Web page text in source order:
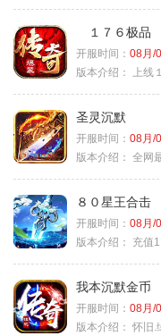
１７６极品
开服时间： 08月/
版本介绍：
上线
圣灵沉默
开服时间： 08月/
版本介绍： 全网
８０星王合击
开服时间： 08月/
版本介绍：
充值
我本沉默金币
开服时间： 08月/
版本介绍： 怀旧.